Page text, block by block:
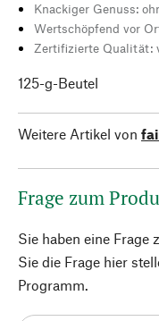
Knackiger Genuss:
Wertschöpfend vor
Zertifizierte Qualität:
125-g-Beutel
Weitere Artikel von
Frage zum
Sie haben eine Frage
Sie die Frage hier
Programm.